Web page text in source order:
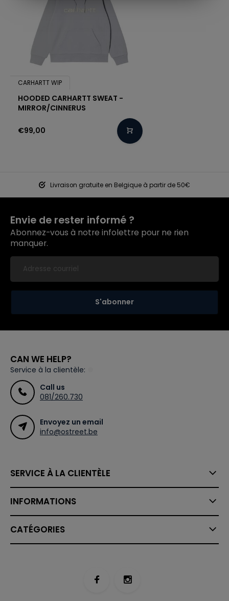
CARHARTT WIP
HOODED CARHARTT SWEAT -
MIRROR/CINNERUS
€99,00
Livraison gratuite en Belgique à partir de 50€
Envie de rester informé ?
Abonnez-vous à notre infolettre pour ne rien
manquer.
S'abonner
CAN WE HELP?
Service à la clientèle:
Call us
081/260.730
Envoyez un email
info@ostreet.be
SERVICE À LA CLIENTÈLE
INFORMATIONS
CATÉGORIES